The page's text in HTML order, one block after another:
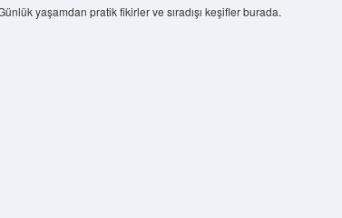
yaşamdan pratik fikirler ve sıradışı keşifler burada.